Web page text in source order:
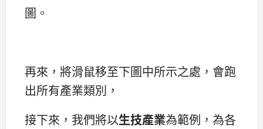
圖。
再來，將滑鼠移至下圖中所示之處，會跑
出所有產業類別，
接下來，我們將以生技產業為範例，為各